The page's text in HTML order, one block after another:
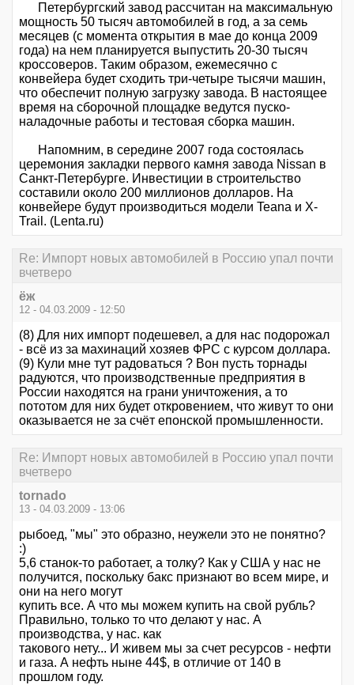
Петербургский завод рассчитан на максимальную
мощность 50 тысяч автомобилей в год, а за семь
месяцев (с момента открытия в мае до конца 2009
года) на нем планируется выпустить 20-30 тысяч
кроссоверов. Таким образом, ежемесячно с
конвейера будет сходить три-четыре тысячи машин,
что обеспечит полную загрузку завода. В настоящее
время на сборочной площадке ведутся пуско-
наладочные работы и тестовая сборка машин.
Напомним, в середине 2007 года состоялась
церемония закладки первого камня завода Nissan в
Санкт-Петербурге. Инвестиции в строительство
составили около 200 миллионов долларов. На
конвейере будут производиться модели Teana и X-
Trail. (Lenta.ru)
Re: Импорт новых автомобилей в Россию упал почти
вчетверо
ёж
12 - 04.03.2009 - 12:50
(8) Для них импорт подешевел, а для нас подорожал
- всё из за махинаций хозяев ФРС с курсом доллара.
(9) Кули мне тут радоваться ? Вон пусть торнады
радуются, что производственные предприятия в
России находятся на грани уничтожения, а то
пототом для них будет откровением, что живут то они
оказывается не за счёт епонской промышленности.
Re: Импорт новых автомобилей в Россию упал почти
вчетверо
tornado
13 - 04.03.2009 - 13:06
рыбоед, "мы" это образно, неужели это не понятно?
:)
5,6 станок-то работает, а толку? Как у США у нас не
получится, поскольку бакс признают во всем мире, и
они на него могут
купить все. А что мы можем купить на свой рубль?
Правильно, только то что делают у нас. А
производства, у нас. как
такового нету... И живем мы за счет ресурсов - нефти
и газа. А нефть ныне 44$, в отличие от 140 в
прошлом году.